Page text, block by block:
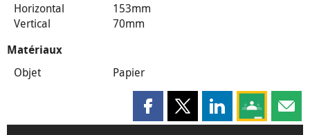
Horizontal
153mm
Vertical
70mm
Matériaux
Objet Papier
Partager cette page sur
Partager cette page sur X
Partager cette
Partagez